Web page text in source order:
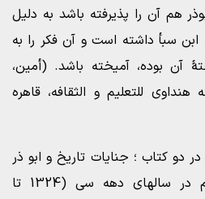
هم آن را پذیرفته باشد به دلیل
سبأ داشته است و آن فکر را به
آن بوده، آمیخته باشد. (أمین،
للتعلیم و الثقافه، قاهره
دو کتاب ؛ جنایات تاریخ و ابو ذر
غفاری اولین انقلابی اسلام در سالهای دهه سی (1324 تا